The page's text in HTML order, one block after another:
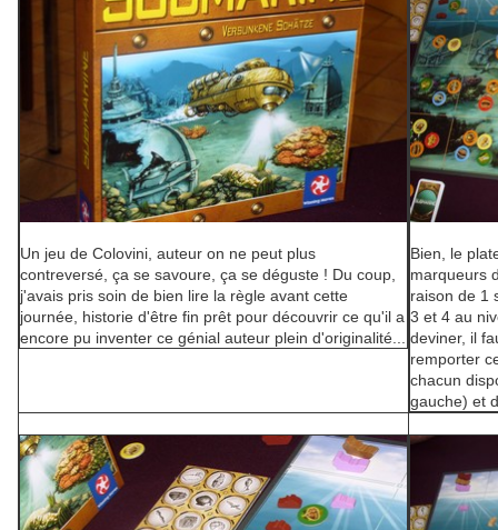
Un jeu de Colovini, auteur on ne peut plus
contreversé, ça se savoure, ça se déguste ! Du coup,
j'avais pris soin de bien lire la règle avant cette
journée, historie d'être fin prêt pour découvrir ce qu'il a
encore pu inventer ce génial auteur plein d'originalité...
Bien, le
marqueurs
raison de 1
3 et 4 au
deviner, il
remporter
chacun
gauche) et